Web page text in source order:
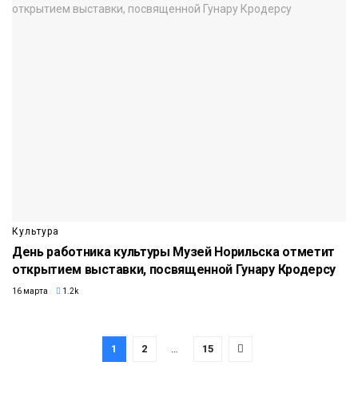
Культура
День работника культуры Музей Норильска отметит
открытием выставки, посвященной Гунару Кродерсу
16 марта 1.2k
1 2 15